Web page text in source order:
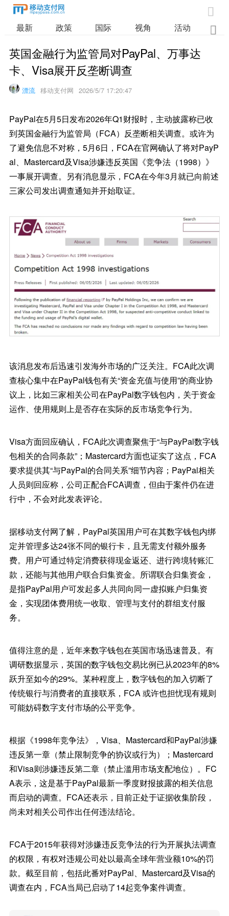

最新 政策 国际 视角 活动 业

英国金融行为监管局对PayPal、万事达
卡、Visa展开反垄断调查
漂流 移动支付网 2026/5/7 17:20:47
PayPal在5月5日发布2026年Q1财报时，主动披露称已收
到英国金融行为监管局（FCA）反垄断相关调查。或许为
了避免信息不对称，5月6日，FCA在官网确认了将对PayP
al、Mastercard及Visa涉嫌违反英国《竞争法（1998）》
一事展开调查。另有消息显示，FCA在今年3月就已向前述
三家公司发出调查通知并开始取证。
该消息发布后迅速引发海外市场的广泛关注。FCA此次调
查核心集中在PayPal钱包有关“资金充值与使用”的商业协
议上，比如三家相关公司在PayPal数字钱包内，关于资金
运作、使用规则上是否存在实际的反市场竞争行为。
Visa方面回应确认，FCA此次调查聚焦于“与PayPal数字钱
包相关的合同条款”；Mastercard方面也证实了这点，FCA
要求提供其“与PayPal的合同关系”细节内容；PayPal相关
人员则回应称，公司正配合FCA调查，但由于案件仍在进
行中，不会对此发表评论。
据移动支付网了解，PayPal英国用户可在其数字钱包内绑
定并管理多达24张不同的银行卡，且无需支付额外服务
费。用户可通过特定消费获得现金返还、进行跨境转账汇
款，还能与其他用户联合归集资金。所谓联合归集资金，
是指PayPal用户可发起多人共同向同一虚拟账户归集资
金，实现团体费用统一收取、管理与支付的群组支付服
务。
值得注意的是，近年来数字钱包在英国市场迅速普及。有
调研数据显示，英国的数字钱包交易比例已从2023年的8%
跃升至如今的29%。某种程度上，数字钱包的加入切断了
传统银行与消费者的直接联系，FCA 或许也担忧现有规则
可能妨碍数字支付市场的公平竞争。
根据《1998年竞争法》，Visa、Mastercard和PayPal涉嫌
违反第一章（禁止限制竞争的协议或行为）；Mastercard
和Visa则涉嫌违反第二章（禁止滥用市场支配地位）。FC
A表示，这是基于PayPal最新一季度财报披露的相关信息
而启动的调查。FCA还表示，目前正处于证据收集阶段，
尚未对相关公司作出任何违法结论。
FCA于2015年获得对涉嫌违反竞争法的行为开展执法调查
的权限，有权对违规公司处以最高全球年营业额10%的罚
款。截至目前，包括此番对PayPal、Mastercard及Visa的
调查在内，FCA当局已启动了14起竞争案件调查。